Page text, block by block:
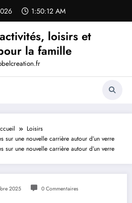
1:50:13 AM
loisirs et
la famille
Loisirs
sur une nouvelle carrière autour d’un verre
sur une nouvelle carrière autour d’un verre
2025 0 Commentaires